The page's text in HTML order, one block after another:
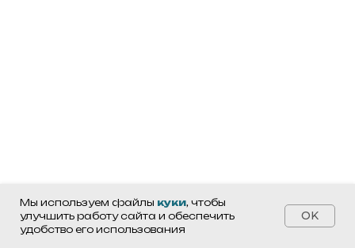
Мы используем файлы куки, чтобы
улучшить работу сайта и обеспечить
удобство его использования
OK